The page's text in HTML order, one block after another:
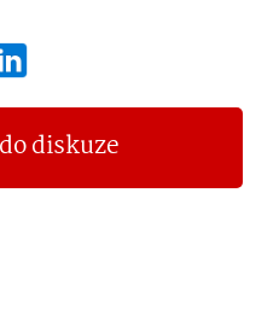
diskuze